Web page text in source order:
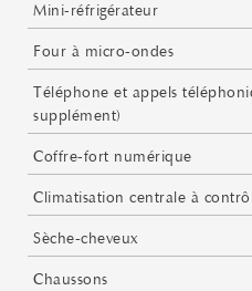
Mini-réfrigérateur
Four à micro-ondes
Téléphone et appels
supplément)
Coffre-fort numérique
Climatisation centrale à
Sèche-cheveux
Chaussons